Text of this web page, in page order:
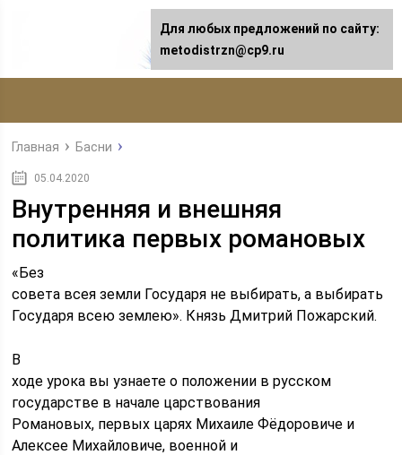
Главная Басни
05.04.2020
Внутренняя и внешняя
политика первых романовых
«Без
совета всея земли Государя не выбирать, а выбирать
Государя всею землею». Князь Дмитрий Пожарский.
В
ходе урока вы узнаете о положении в русском
государстве в начале царствования
Романовых, первых царях Михаиле Фёдоровиче и
Алексее Михайловиче, военной и
Для любых предложений по сайту:
metodistrzn@cp9.ru